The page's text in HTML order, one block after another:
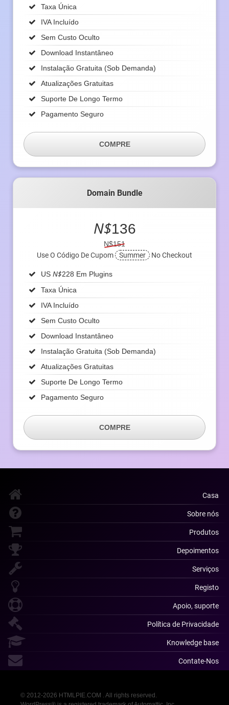
Taxa Única
IVA Incluído
Sem Custo Oculto
Download Instantâneo
Instalação Gratuita (sob Demanda)
Atualizações Gratuitas
Suporte De Longo Termo
Pagamento Seguro
COMPRE
Domain Bundle
N$136
N$151
Use O Código De Cupom
Summer No Checkout
US N$228 Em Plugins
Taxa Única
IVA Incluído
Sem Custo Oculto
Download Instantâneo
Instalação Gratuita (sob Demanda)
Atualizações Gratuitas
Suporte De Longo Termo
Pagamento Seguro
COMPRE
Casa
Sobre nós
Produtos
Depoimentos
Serviços
Registo
Apoio, suporte
Política de Privacidade
Knowledge base
Contate-Nos
© 2012-2026 HTMLPIE.COM . All rights reserved.